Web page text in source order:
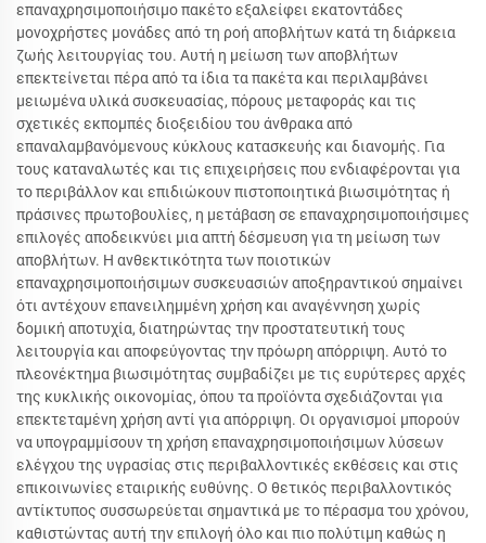
επαναχρησιμοποιήσιμο πακέτο εξαλείφει εκατοντάδες
μονοχρήστες μονάδες από τη ροή αποβλήτων κατά τη διάρκεια
ζωής λειτουργίας του. Αυτή η μείωση των αποβλήτων
επεκτείνεται πέρα από τα ίδια τα πακέτα και περιλαμβάνει
μειωμένα υλικά συσκευασίας, πόρους μεταφοράς και τις
σχετικές εκπομπές διοξειδίου του άνθρακα από
επαναλαμβανόμενους κύκλους κατασκευής και διανομής. Για
τους καταναλωτές και τις επιχειρήσεις που ενδιαφέρονται για
το περιβάλλον και επιδιώκουν πιστοποιητικά βιωσιμότητας ή
πράσινες πρωτοβουλίες, η μετάβαση σε επαναχρησιμοποιήσιμες
επιλογές αποδεικνύει μια απτή δέσμευση για τη μείωση των
αποβλήτων. Η ανθεκτικότητα των ποιοτικών
επαναχρησιμοποιήσιμων συσκευασιών αποξηραντικού σημαίνει
ότι αντέχουν επανειλημμένη χρήση και αναγέννηση χωρίς
δομική αποτυχία, διατηρώντας την προστατευτική τους
λειτουργία και αποφεύγοντας την πρόωρη απόρριψη. Αυτό το
πλεονέκτημα βιωσιμότητας συμβαδίζει με τις ευρύτερες αρχές
της κυκλικής οικονομίας, όπου τα προϊόντα σχεδιάζονται για
επεκτεταμένη χρήση αντί για απόρριψη. Οι οργανισμοί μπορούν
να υπογραμμίσουν τη χρήση επαναχρησιμοποιήσιμων λύσεων
ελέγχου της υγρασίας στις περιβαλλοντικές εκθέσεις και στις
επικοινωνίες εταιρικής ευθύνης. Ο θετικός περιβαλλοντικός
αντίκτυπος συσσωρεύεται σημαντικά με το πέρασμα του χρόνου,
καθιστώντας αυτή την επιλογή όλο και πιο πολύτιμη καθώς η